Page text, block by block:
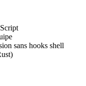
sans hooks shell